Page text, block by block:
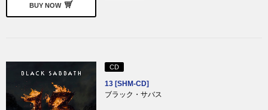
BUY NOW
CD
13 [SHM-CD]
ブラック・サバス